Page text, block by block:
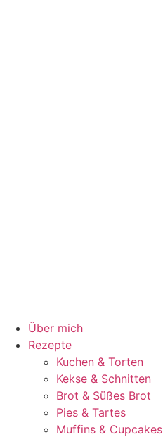
Über mich
Rezepte
Kuchen & Torten
Kekse & Schnitten
Brot & Süßes Brot
Pies & Tartes
Muffins & Cupcakes